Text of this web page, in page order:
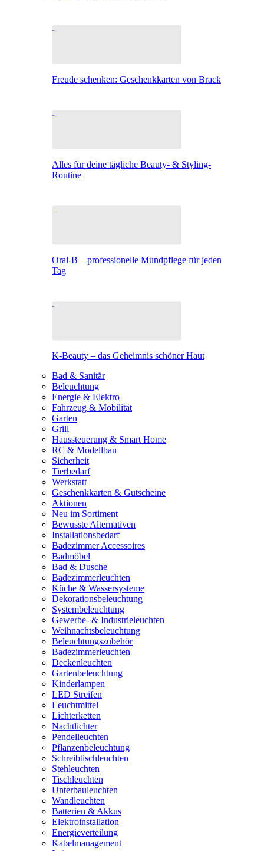
Freude schenken: Geschenkkarten von Brack
Alles für deine tägliche Beauty- & Styling-
Routine
Oral-B – professionelle Mundpflege für jeden
Tag
K-Beauty – das Geheimnis schöner Haut
Bad & Sanitär
Beleuchtung
Energie & Elektro
Fahrzeug & Mobilität
Garten
Grill
Haussteuerung & Smart Home
RC & Modellbau
Sicherheit
Tierbedarf
Werkstatt
Geschenkkarten & Gutscheine
Aktionen
Neu im Sortiment
Bewusste Alternativen
Installationsbedarf
Badezimmer Accessoires
Badmöbel
Bad & Dusche
Badezimmerleuchten
Küche & Wassersysteme
Dekorationsbeleuchtung
Systembeleuchtung
Gewerbe- & Industrieleuchten
Weihnachtsbeleuchtung
Beleuchtungszubehör
Badezimmerleuchten
Deckenleuchten
Gartenbeleuchtung
Kinderlampen
LED Streifen
Leuchtmittel
Lichterketten
Nachtlichter
Pendelleuchten
Pflanzenbeleuchtung
Schreibtischleuchten
Stehleuchten
Tischleuchten
Unterbauleuchten
Wandleuchten
Batterien & Akkus
Elektroinstallation
Energieverteilung
Kabelmanagement